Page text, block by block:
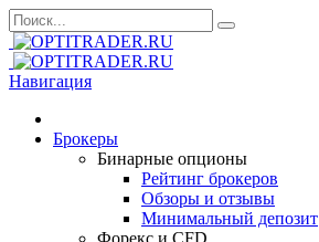
Навигация
Брокеры
Бинарные опционы
Рейтинг брокеров
Обзоры и отзывы
Минимальный депозит
Форекс и CFD